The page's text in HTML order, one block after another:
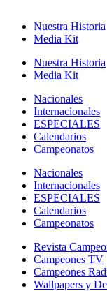
Nuestra Historia
Media Kit
Nuestra Historia
Media Kit
Nacionales
Internacionales
ESPECIALES
Calendarios
Campeonatos
Nacionales
Internacionales
ESPECIALES
Calendarios
Campeonatos
Revista
Campeones TV
Campeones
Wallpapers y